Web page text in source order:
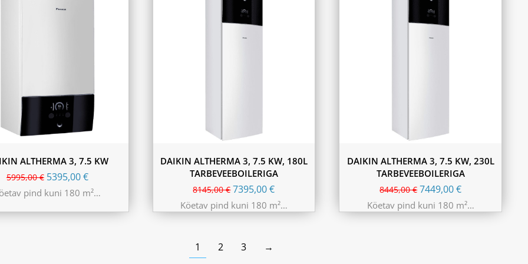
ALTHERMA 3, 7.5 KW
5995,00€ 5395,00€
pind kuni 180 m²…
DAIKIN ALTHERMA 3, 7.5 KW, 180L
TARBEVEEBOILERIGA
8145,00€ 7395,00€
Köetav pind kuni 180 m²…
DAIKIN ALTHERMA 3, 7.5 KW, 230L
TARBEVEEBOILERIGA
8445,00€ 7449,00€
Köetav pind kuni 180 m²…
1 2 3 →